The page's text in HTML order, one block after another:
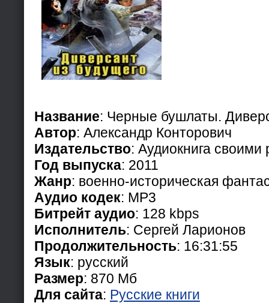
Название: Черные бушлаты.
Автор: Александр Конторович
Издательство: Аудиокнига своими
Год выпуска: 2011
Жанр: военно-историческая
Аудио кодек: MP3
Битрейт аудио: 128 kbps
Исполнитель: Сергей Ларионов
Продолжительность: 16:31:55
Язык: русский
Размер: 870 Мб
Для сайта: Русские книги